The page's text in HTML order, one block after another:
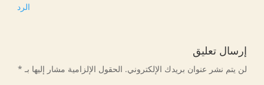
الرد
إرسال تعليق
لن يتم نشر عنوان بريدك الإلكتروني. الحقول الإلزامية مشار إليها بـ *